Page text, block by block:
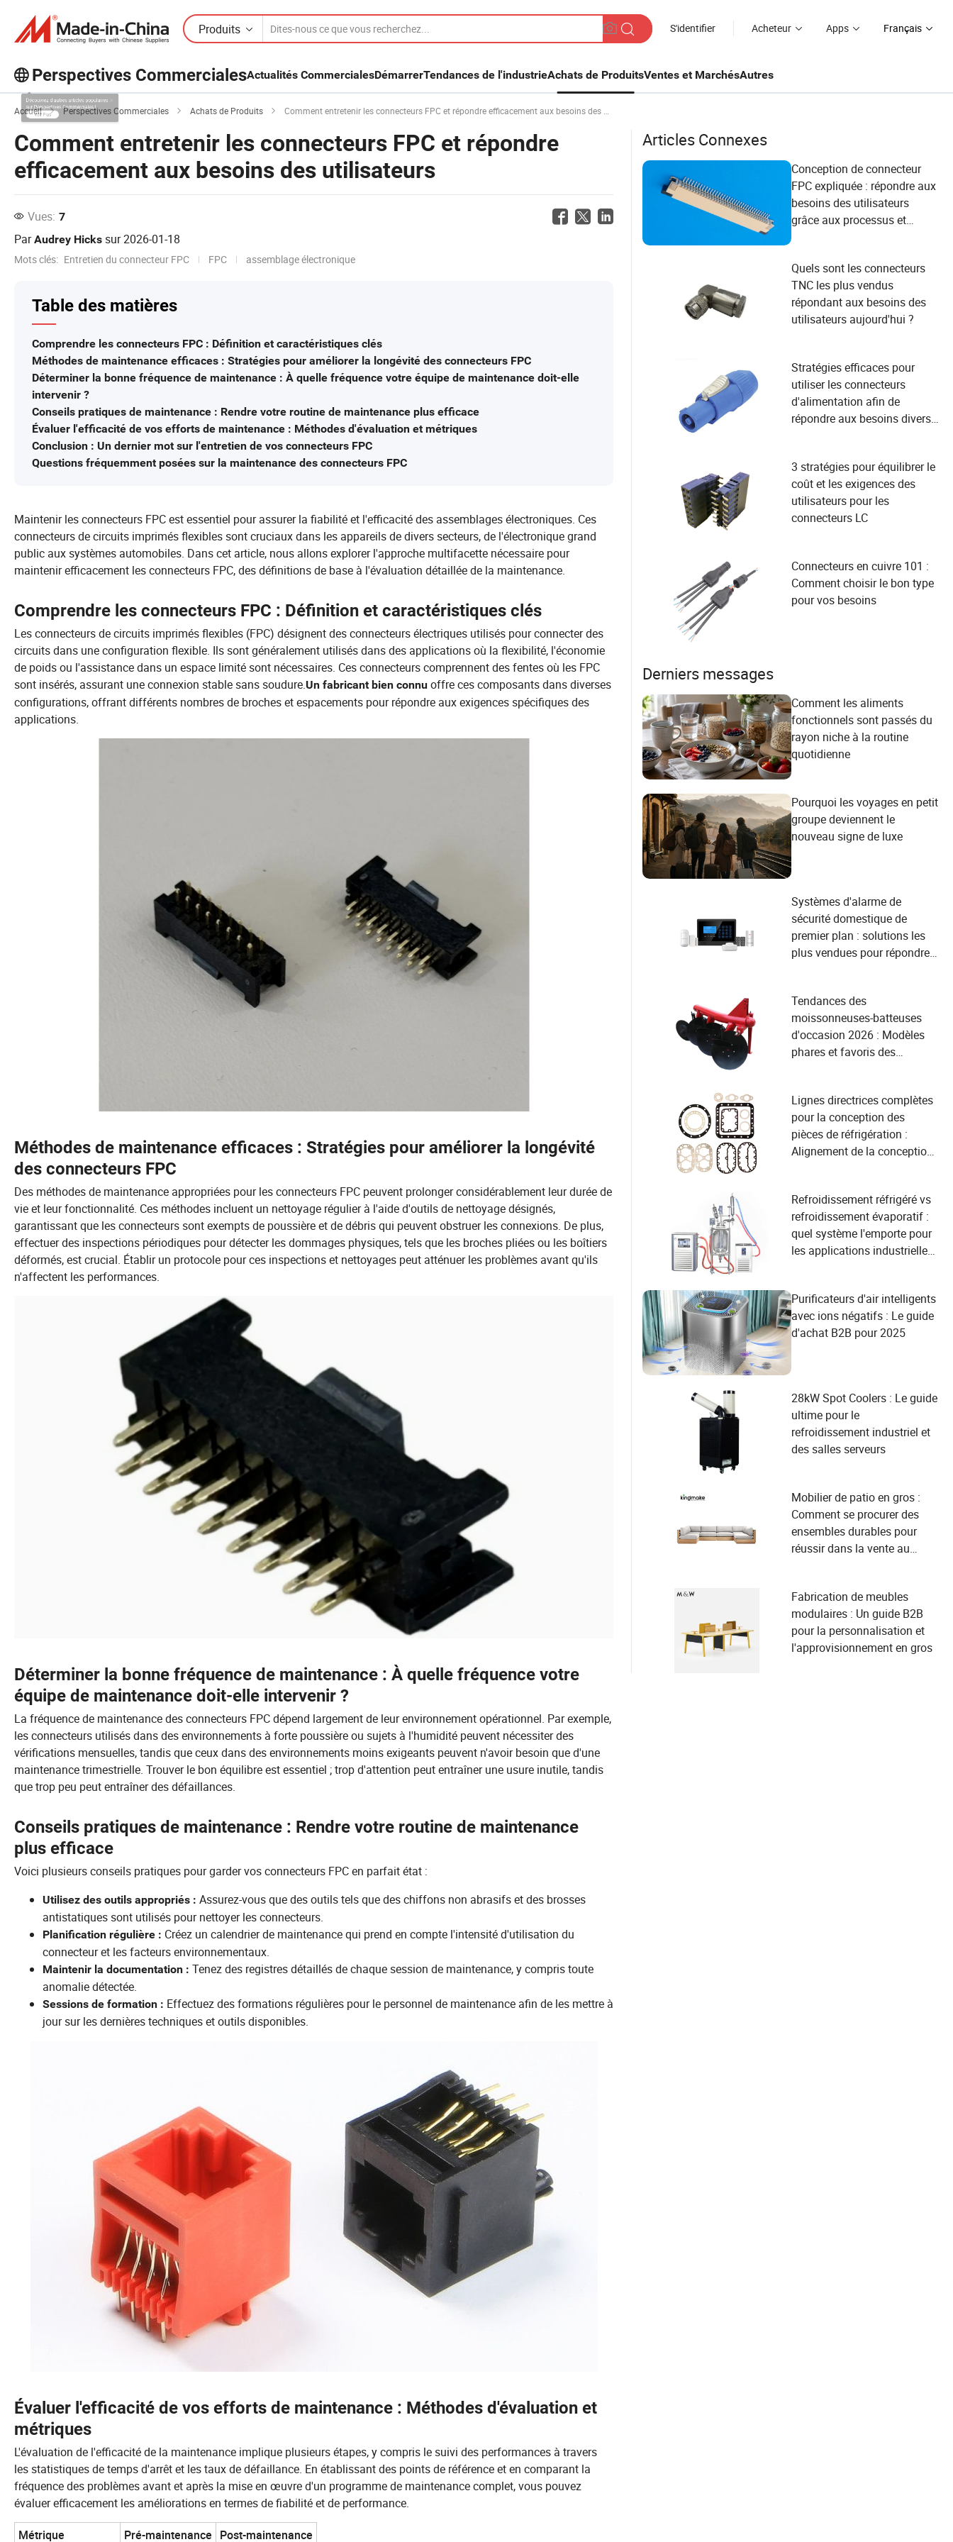
Produits S'identifier Acheteur Apps Français
Perspectives CommercialesActualités CommercialesDémarrerTendances de l'industrieAchats de ProduitsVentes et MarchésAutres
Découvrez d'autres articles populaires
sur Perspectives Commerciales !
Voir Plus
Accueil Perspectives Commerciales Achats de Produits Comment entretenir les connecteurs FPC et répondre efficacement aux besoins des utilisateurs
Comment entretenir les connecteurs FPC et répondre
efficacement aux besoins des utilisateurs
Vues: 7
ParAudrey Hicks sur2026-01-18
Mots clés: Entretien du connecteur FPC FPC assemblage électronique
Table des matières
Comprendre les connecteurs FPC : Définition et caractéristiques clés
Méthodes de maintenance efficaces : Stratégies pour améliorer la longévité des connecteurs FPC
Déterminer la bonne fréquence de maintenance : À quelle fréquence votre équipe de maintenance doit-elle
intervenir ?
Conseils pratiques de maintenance : Rendre votre routine de maintenance plus efficace
Évaluer l'efficacité de vos efforts de maintenance : Méthodes d'évaluation et métriques
Conclusion : Un dernier mot sur l'entretien de vos connecteurs FPC
Questions fréquemment posées sur la maintenance des connecteurs FPC
Maintenir les connecteurs FPC est essentiel pour assurer la fiabilité et l'efficacité des assemblages électroniques. Ces
connecteurs de circuits imprimés flexibles sont cruciaux dans les appareils de divers secteurs, de l'électronique grand
public aux systèmes automobiles. Dans cet article, nous allons explorer l'approche multifacette nécessaire pour
maintenir efficacement les connecteurs FPC, des définitions de base à l'évaluation détaillée de la maintenance.
Comprendre les connecteurs FPC : Définition et caractéristiques clés
Les connecteurs de circuits imprimés flexibles (FPC) désignent des connecteurs électriques utilisés pour connecter des
circuits dans une configuration flexible. Ils sont généralement utilisés dans des applications où la flexibilité, l'économie
de poids ou l'assistance dans un espace limité sont nécessaires. Ces connecteurs comprennent des fentes où les FPC
sont insérés, assurant une connexion stable sans soudure.Un fabricant bien connu offre ces composants dans diverses
configurations, offrant différents nombres de broches et espacements pour répondre aux exigences spécifiques des
applications.
Méthodes de maintenance efficaces : Stratégies pour améliorer la longévité
des connecteurs FPC
Des méthodes de maintenance appropriées pour les connecteurs FPC peuvent prolonger considérablement leur durée de
vie et leur fonctionnalité. Ces méthodes incluent un nettoyage régulier à l'aide d'outils de nettoyage désignés,
garantissant que les connecteurs sont exempts de poussière et de débris qui peuvent obstruer les connexions. De plus,
effectuer des inspections périodiques pour détecter les dommages physiques, tels que les broches pliées ou les boîtiers
déformés, est crucial. Établir un protocole pour ces inspections et nettoyages peut atténuer les problèmes avant qu'ils
n'affectent les performances.
Déterminer la bonne fréquence de maintenance : À quelle fréquence votre
équipe de maintenance doit-elle intervenir ?
La fréquence de maintenance des connecteurs FPC dépend largement de leur environnement opérationnel. Par exemple,
les connecteurs utilisés dans des environnements à forte poussière ou sujets à l'humidité peuvent nécessiter des
vérifications mensuelles, tandis que ceux dans des environnements moins exigeants peuvent n'avoir besoin que d'une
maintenance trimestrielle. Trouver le bon équilibre est essentiel ; trop d'attention peut entraîner une usure inutile, tandis
que trop peu peut entraîner des défaillances.
Conseils pratiques de maintenance : Rendre votre routine de maintenance
plus efficace
Voici plusieurs conseils pratiques pour garder vos connecteurs FPC en parfait état :
Utilisez des outils appropriés : Assurez-vous que des outils tels que des chiffons non abrasifs et des brosses
antistatiques sont utilisés pour nettoyer les connecteurs.
Planification régulière : Créez un calendrier de maintenance qui prend en compte l'intensité d'utilisation du
connecteur et les facteurs environnementaux.
Maintenir la documentation : Tenez des registres détaillés de chaque session de maintenance, y compris toute
anomalie détectée.
Sessions de formation : Effectuez des formations régulières pour le personnel de maintenance afin de les mettre à
jour sur les dernières techniques et outils disponibles.
Évaluer l'efficacité de vos efforts de maintenance : Méthodes d'évaluation et
métriques
L'évaluation de l'efficacité de la maintenance implique plusieurs étapes, y compris le suivi des performances à travers
les statistiques de temps d'arrêt et les taux de défaillance. En établissant des points de référence et en comparant la
fréquence des problèmes avant et après la mise en œuvre d'un programme de maintenance complet, vous pouvez
évaluer efficacement les améliorations en termes de fiabilité et de performance.
Métrique Pré-maintenance Post-maintenance
Articles Connexes
Conception de connecteur
FPC expliquée : répondre aux
besoins des utilisateurs
grâce aux processus et
Quels sont les connecteurs
TNC les plus vendus
répondant aux besoins des
utilisateurs aujourd'hui ?
Stratégies efficaces pour
utiliser les connecteurs
d'alimentation afin de
répondre aux besoins divers
3 stratégies pour équilibrer le
coût et les exigences des
utilisateurs pour les
connecteurs LC
Connecteurs en cuivre 101 :
Comment choisir le bon type
pour vos besoins
Derniers messages
Comment les aliments
fonctionnels sont passés du
rayon niche à la routine
quotidienne
Pourquoi les voyages en petit
groupe deviennent le
nouveau signe de luxe
Systèmes d'alarme de
sécurité domestique de
premier plan : solutions les
plus vendues pour répondre à
Tendances des
moissonneuses-batteuses
d'occasion 2026 : Modèles
phares et favoris des
Lignes directrices complètes
pour la conception des
pièces de réfrigération :
Alignement de la conception
l'industrie des compresseurs
Refroidissement réfrigéré vs
refroidissement évaporatif :
quel système l'emporte pour
les applications industrielles
Purificateurs d'air intelligents
avec ions négatifs : Le guide
d'achat B2B pour 2025
28kW Spot Coolers : Le guide
ultime pour le
refroidissement industriel et
des salles serveurs
Mobilier de patio en gros :
Comment se procurer des
ensembles durables pour
réussir dans la vente au
Fabrication de meubles
modulaires : Un guide B2B
pour la personnalisation et
l'approvisionnement en gros